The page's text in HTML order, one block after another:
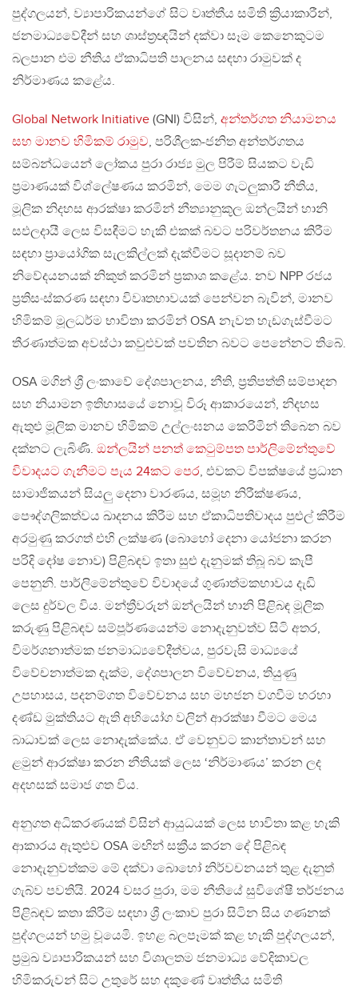
පුද්ගලයන්, ව්‍යාපාරිකයන්ගේ සිට වෘත්තීය සමිති ක්‍රියාකාරීන්,
ජනමාධ්‍යවේදීන් සහ ශාස්ත්‍රඥයින් දක්වා සෑම කෙනෙකුටම
බලපාන එම නීතිය ඒකාධිපති පාලනය සඳහා රාමුවක් ද
නිර්මාණය කළේය.
Global Network Initiative (GNI) විසින්, අන්තර්ගත නියාමනය
සහ මානව හිමිකම් රාමුව, පරිශීලක-ජනිත අන්තර්ගතය
සම්බන්ධයෙන් ලෝකය පුරා රාජ්‍ය මුල පිරීම් සියකට වැඩි
ප්‍රමාණයක් විශ්ලේෂණය කරමින්, මෙම ගැටලුකාරී නීතිය,
මූලික නිදහස ආරක්ෂා කරමින් නීත්‍යානුකූල ඔන්ලයින් හානි
සඵලදායී ලෙස විසඳීමට හැකි එකක් බවට පරිවර්තනය කිරීම
සඳහා ප්‍රායෝගික සැලකිල්ලක් දැක්වීමට සූදානම් බව
නිවේදයනයක් නිකුත් කරමින් ප්‍රකාශ කළේය. නව NPP රජය
ප්‍රතිසංස්කරණ සඳහා විවෘතභාවයක් පෙන්වන බැවින්, මානව
හිමිකම් මූලධර්ම භාවිතා කරමින් OSA නැවත හැඩගැස්වීමට
තීරණාත්මක අවස්ථා කවුළුවක් පවතින බවට පෙනේනට තිබේ.
OSA මගින් ශ්‍රී ලංකාවේ දේශපාලනය, නීති, ප්‍රතිපත්ති සම්පාදන
සහ නියාමන ඉතිහාසයේ නොවූ විරූ ආකාරයෙන්, නිදහස
ඇතුළු මූලික මානව හිමිකම් උල්ලංඝනය කෙරිමින් තිබෙන බව
දක්නට ලැබිණි. ඔන්ලයින් පනත් කෙටුම්පත පාර්ලිමේන්තුවේ
විවාදයට ගැනීමට පැය 24කට පෙර, එවකට විපක්ෂයේ ප්‍රධාන
සාමාජිකයන් සියලු දෙනා වාරණය, සමූහ නිරීක්ෂණය,
පෞද්ගලිකත්වය ඛාදනය කිරීම සහ ඒකාධිපතිවාදය පුළුල් කිරීම
අරමුණු කරගත් එහි ලක්ෂණ (බොහෝ දෙනා යෝජනා කරන
පරිදි දෝෂ නොව) පිළිබඳව ඉතා සුළු දැනුමක් තිබූ බව කැපී
පෙනුනි. පාර්ලිමේන්තුවේ විවාදයේ ගුණාත්මකභාවය දැඩි
ලෙස දුර්වල විය. මන්ත්‍රීවරුන් ඔන්ලයින් හානි පිළිබඳ මූලික
කරුණු පිළිබඳව සම්පූර්ණයෙන්ම නොදැනුවත්ව සිටි අතර,
විමර්ශනාත්මක ජනමාධ්‍යවේදීත්වය, පුරවැසි මාධ්‍යයේ
විවේචනාත්මක දැක්ම, දේශපාලන විවේචනය, තියුණු
උපහාසය, පදනම්ගත විවේචනය සහ මහජන වගවීම හරහා
දණ්ඩ මුක්තියට ඇති අභියෝග වලින් ආරක්ෂා වීමට මෙය
බාධාවක් ලෙස නොදැක්කේය. ඒ වෙනුවට කාන්තාවන් සහ
ළමුන් ආරක්ෂා කරන නීතියක් ලෙස ‘නිර්මාණය’ කරන ලද
අදහසක් සමාජ ගත විය.
අනුගත අධිකරණයක් විසින් ආයුධයක් ලෙස භාවිතා කළ හැකි
ආකාරය ඇතුළුව OSA මඟින් සක්‍රීය කරන දේ පිළිබඳ
නොදැනුවත්කම මේ දක්වා බොහෝ නිර්වචනයන් තුළ දැනුත්
ගැබ්ව පවතියි. 2024 වසර පුරා, මම නීතියේ සුවිශේෂී තර්ජනය
පිළිබඳව කතා කිරීම සඳහා ශ්‍රී ලංකාව පුරා සිටින සිය ගණනක්
පුද්ගලයන් හමු වූයෙමි. ඉහළ බලපෑමක් කළ හැකි පුද්ගලයන්,
ප්‍රමුඛ ව්‍යාපාරිකයන් සහ විශාලතම ජනමාධ්‍ය වේදිකාවල
හිමිකරුවන් සිට උතුරේ සහ දකුණේ වෘත්තීය සමිති